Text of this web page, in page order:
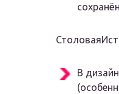
В